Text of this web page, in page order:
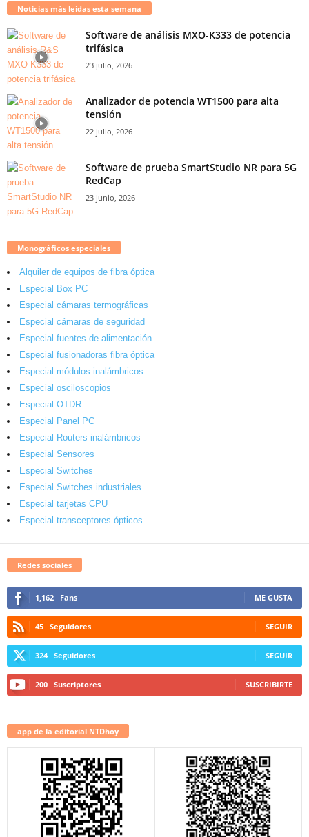
Noticias más leídas esta semana
Software de análisis MXO-K333 de potencia
trifásica
23 julio, 2026
Analizador de potencia WT1500 para alta
tensión
22 julio, 2026
Software de prueba SmartStudio NR para 5G
RedCap
23 junio, 2026
Monográficos especiales
Alquiler de equipos de fibra óptica
Especial Box PC
Especial cámaras termográficas
Especial cámaras de seguridad
Especial fuentes de alimentación
Especial fusionadoras fibra óptica
Especial módulos inalámbricos
Especial osciloscopios
Especial OTDR
Especial Panel PC
Especial Routers inalámbricos
Especial Sensores
Especial Switches
Especial Switches industriales
Especial tarjetas CPU
Especial transceptores ópticos
Redes sociales
1,162 Fans ME GUSTA
45 Seguidores SEGUIR
324 Seguidores SEGUIR
200 Suscriptores SUSCRIBIRTE
app de la editorial NTDhoy